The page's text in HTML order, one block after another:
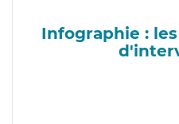
Infographie :